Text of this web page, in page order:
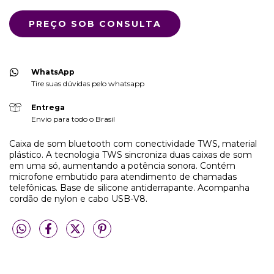
WhatsApp
Tire suas dúvidas pelo whatsapp
Entrega
Envio para todo o Brasil
Caixa de som bluetooth com conectividade TWS, material
plástico. A tecnologia TWS sincroniza duas caixas de som
em uma só, aumentando a potência sonora. Contém
microfone embutido para atendimento de chamadas
telefônicas. Base de silicone antiderrapante. Acompanha
cordão de nylon e cabo USB-V8.